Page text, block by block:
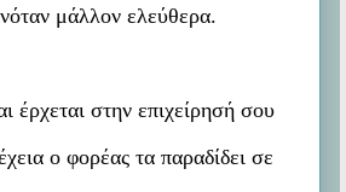
μάλλον ελεύθερα.
έρχεται στην επιχείρησή σου
ο φορέας τα παραδίδει σε